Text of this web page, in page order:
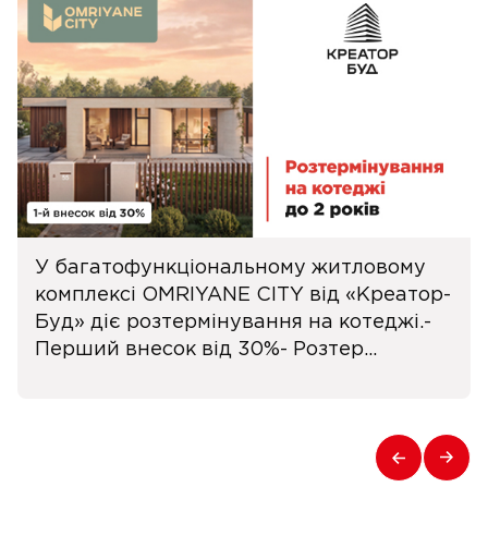
У багатофункціональному житловому
комплексі OMRIYANE CITY від «Креатор-
Буд» діє розтермінування на котеджі.-
Перший внесок від 30%- Розтер...